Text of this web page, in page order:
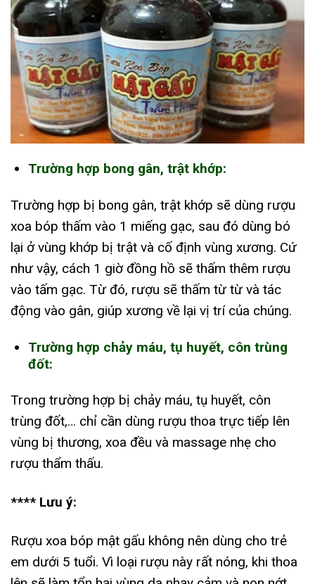
Trường hợp bong gân, trật khớp:
Trường hợp bị bong gân, trật khớp sẽ dùng rượu
xoa bóp thấm vào 1 miếng gạc, sau đó dùng bó
lại ở vùng khớp bị trật và cố định vùng xương. Cứ
như vậy, cách 1 giờ đồng hồ sẽ thấm thêm rượu
vào tấm gạc. Từ đó, rượu sẽ thấm từ từ và tác
động vào gân, giúp xương về lại vị trí của chúng.
Trường hợp chảy máu, tụ huyết, côn trùng
đốt:
Trong trường hợp bị chảy máu, tụ huyết, côn
trùng đốt,… chỉ cần dùng rượu thoa trực tiếp lên
vùng bị thương, xoa đều và massage nhẹ cho
rượu thẩm thấu.
**** Lưu ý:
Rượu xoa bóp mật gấu không nên dùng cho trẻ
em dưới 5 tuổi. Vì loại rượu này rất nóng, khi thoa